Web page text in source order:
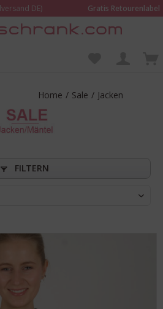
DE)
Gratis Retourenlabel
Kempen anprobieren und beraten lassen
Home / Sale / Jacken
FILTERN